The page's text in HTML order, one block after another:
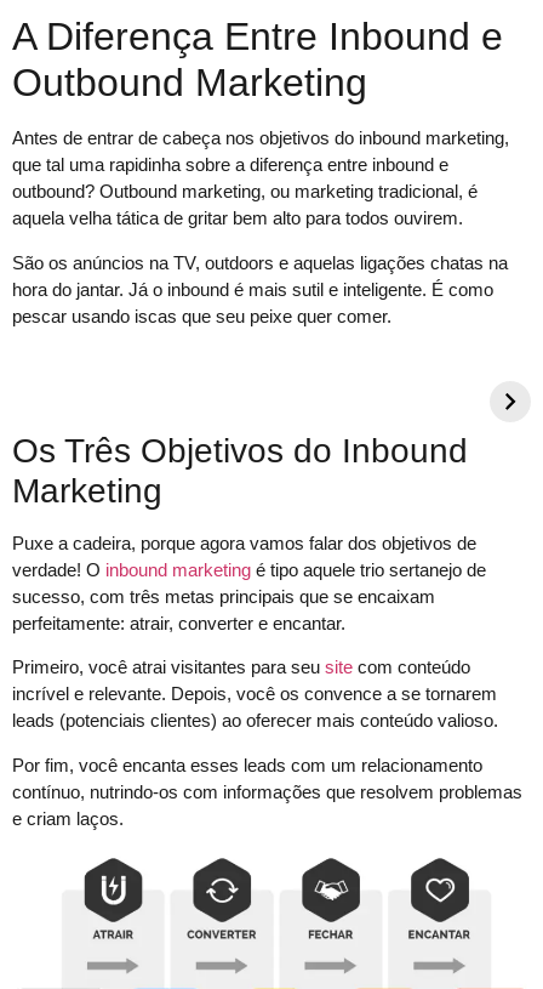
A Diferença Entre Inbound e
Outbound Marketing
Antes de entrar de cabeça nos objetivos do inbound marketing,
que tal uma rapidinha sobre a diferença entre inbound e
outbound? Outbound marketing, ou marketing tradicional, é
aquela velha tática de gritar bem alto para todos ouvirem.
São os anúncios na TV, outdoors e aquelas ligações chatas na
hora do jantar. Já o inbound é mais sutil e inteligente. É como
pescar usando iscas que seu peixe quer comer.
Os Três Objetivos do Inbound
Marketing
Puxe a cadeira, porque agora vamos falar dos objetivos de
verdade! O inbound marketing é tipo aquele trio sertanejo de
sucesso, com três metas principais que se encaixam
perfeitamente: atrair, converter e encantar.
Primeiro, você atrai visitantes para seu site com conteúdo
incrível e relevante. Depois, você os convence a se tornarem
leads (potenciais clientes) ao oferecer mais conteúdo valioso.
Por fim, você encanta esses leads com um relacionamento
contínuo, nutrindo-os com informações que resolvem problemas
e criam laços.